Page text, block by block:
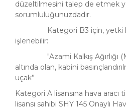
düzeltilmesini talep de etmek
sorumluluğunuzdadır.
Kategori B3 için, yetki
işlenebilir:
"Azami Kalkış Ağırlığı
altında olan, kabini
uçak”
Kategori A lisansına hava
lisansı sahibi SHY 145 Onaylı